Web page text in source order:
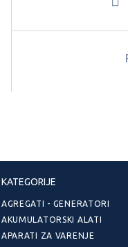
KATEGORIJE
AGREGATI - GENERATORI
AKUMULATORSKI ALATI
APARATI ZA VARENJE